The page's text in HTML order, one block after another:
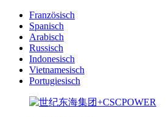
Französisch
Spanisch
Arabisch
Russisch
Indonesisch
Vietnamesisch
Portugiesisch